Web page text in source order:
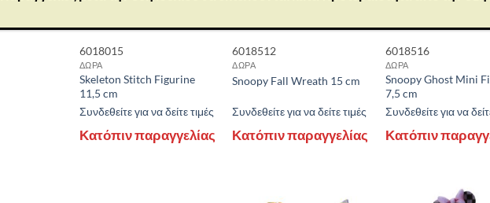
6018015
ΔΩΡΑ
Skeleton Stitch Figurine
11,5 cm
Συνδεθείτε για να δείτε τιμές
Κατόπιν παραγγελίας
6018512
ΔΩΡΑ
Snoopy Fall Wreath 15 cm
Συνδεθείτε για να δείτε τιμές
Κατόπιν παραγγελίας
6018516
ΔΩΡΑ
Snoopy Ghost Mini
7,5 cm
Συνδεθείτε για να
Κατόπιν